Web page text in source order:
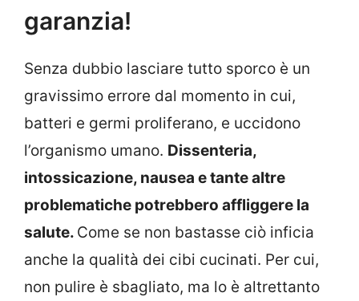
garanzia!
Senza dubbio lasciare tutto sporco è un
gravissimo errore dal momento in cui,
batteri e germi proliferano, e uccidono
l’organismo umano. Dissenteria,
intossicazione, nausea e tante altre
problematiche potrebbero affliggere la
salute. Come se non bastasse ciò inficia
anche la qualità dei cibi cucinati. Per cui,
non pulire è sbagliato, ma lo è altrettanto